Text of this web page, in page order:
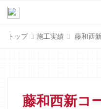
Menu
トップ 施工実績 藤和西
藤和西新コ